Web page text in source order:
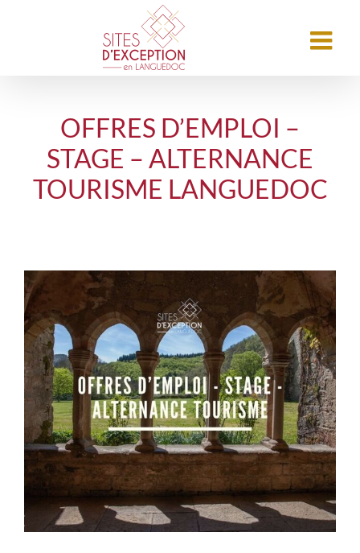
OFFRES D’EMPLOI –
STAGE – ALTERNANCE
TOURISME LANGUEDOC
Voir
l'image
agrandie